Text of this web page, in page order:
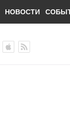
НОВОСТИ